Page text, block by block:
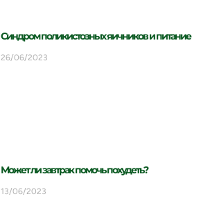
Синдром поликистозных яичников и питание
26/06/2023
Может ли завтрак помочь похудеть?
13/06/2023